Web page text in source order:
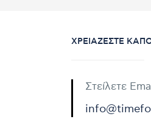
ΧΡΕΙΆΖΕΣΤΕ
Στείλετε